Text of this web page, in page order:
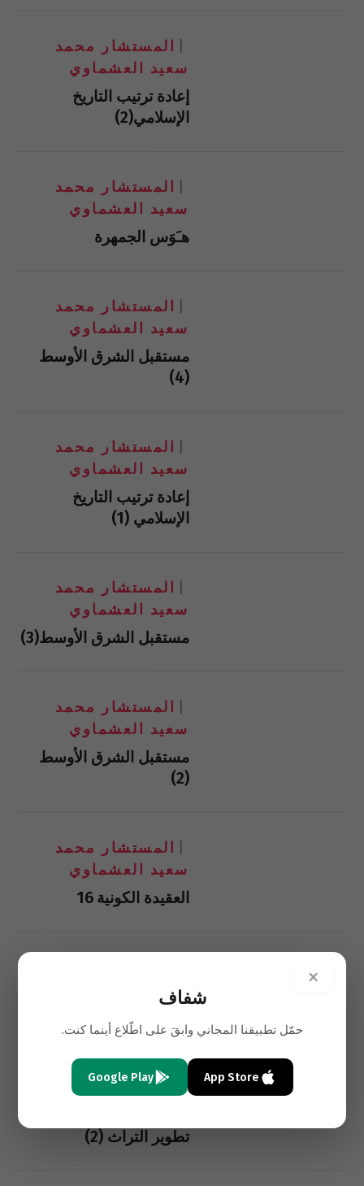
المستشار محمد
سعيد العشماوي
إعادة ترتيب التاريخ
الإسلامي(2)
المستشار محمد
سعيد العشماوي
هـَوَس الجمهرة
المستشار محمد
سعيد العشماوي
مستقبل الشرق الأوسط
(4)
المستشار محمد
سعيد العشماوي
إعادة ترتيب التاريخ
الإسلامي (1)
المستشار محمد
سعيد العشماوي
مستقبل الشرق الأوسط(3)
المستشار محمد
سعيد العشماوي
مستقبل الشرق الأوسط
(2)
المستشار محمد
سعيد العشماوي
العقيدة الكونية 16
سعيد العشماوي
مستقبل الشرق الأوسط (1)
المستشار محمد
تطوير التراث (2)
×
شفاف
حمّل تطبيقنا المجاني وابقَ على اطّلاع أينما كنت.
App Store
Google Play